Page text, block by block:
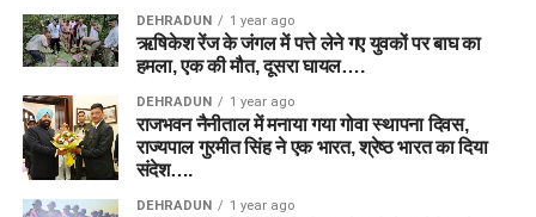
DEHRADUN 1 year ago
ऋषिकेश रेंज के जंगल में पत्ते लेने गए युवकों पर बाघ का
हमला, एक की मौत, दूसरा घायल….
DEHRADUN 1 year ago
राजभवन नैनीताल में मनाया गया गोवा स्थापना दिवस,
राज्यपाल गुरमीत सिंह ने एक भारत, श्रेष्ठ भारत का दिया
संदेश….
DEHRADUN 1 year ago